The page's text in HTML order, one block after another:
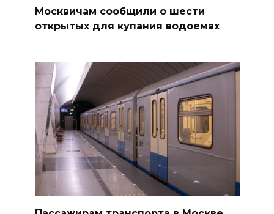
Москвичам сообщили о шести
открытых для купания водоемах